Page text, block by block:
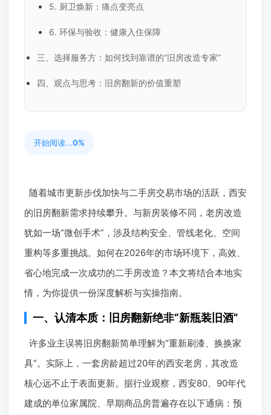
5. 厨卫焕新：痛点变亮点
6. 环保与验收：健康入住保障
三、选择服务方：如何找到靠谱的“旧房改造专家”
四、观点与思考：旧房翻新的价值重塑
开始阅读...0%
随着城市更新步伐加快与二手房交易市场的活跃，西安
的旧房翻新需求持续攀升。与新房装修不同，老房改造
犹如一场“微创手术”，涉及结构安全、管线老化、空间
重构等多重挑战。如何在2026年的市场环境下，高效、
省心地完成一次成功的二手房改造？本文将结合本地实
情，为你提供一份深度解析与实操指南。
一、认清本质：旧房翻新绝非“新瓶装旧酒”
许多业主误将旧房翻新简单理解为“重新刷漆、换换家
具”。实际上，一套房龄超过20年的西安老房，其改造
核心远不止于表面更新。据行业观察，西安80、90年代
建成的单位家属院、早期商品房普遍存在以下通病：预